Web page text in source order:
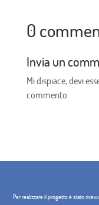
0
Invia un
Mi dispiace, devi
commento.
Per realizzare il progetto è stato